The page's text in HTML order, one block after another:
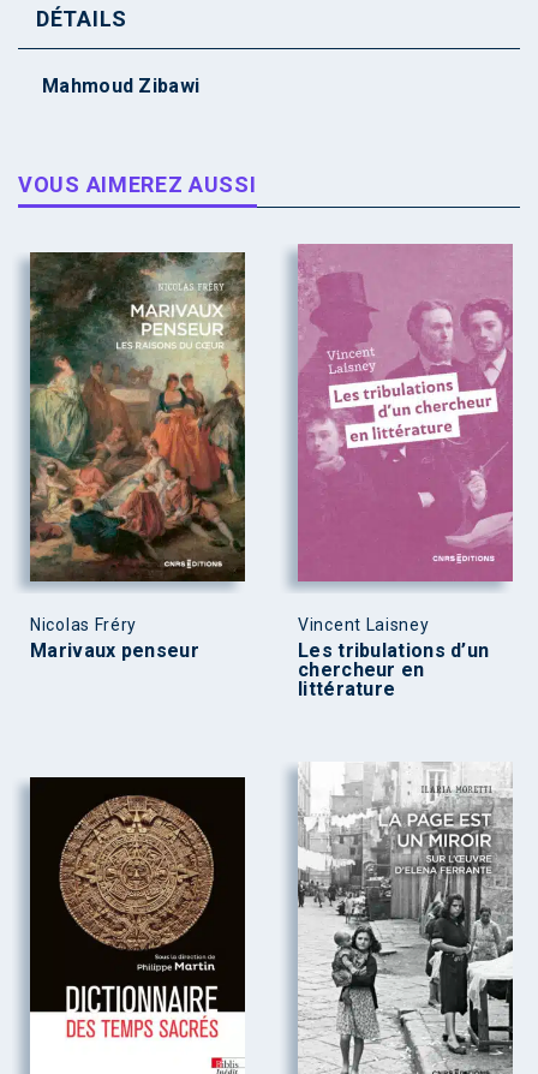
DÉTAILS
Mahmoud Zibawi
VOUS AIMEREZ AUSSI
Nicolas Fréry
Marivaux penseur
Vincent Laisney
Les tribulations d’un
chercheur en
littérature